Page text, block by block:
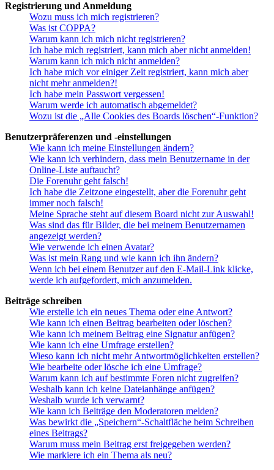
Registrierung und Anmeldung
Wozu muss ich mich registrieren?
Was ist COPPA?
Warum kann ich mich nicht registrieren?
Ich habe mich registriert, kann mich aber nicht anmelden!
Warum kann ich mich nicht anmelden?
Ich habe mich vor einiger Zeit registriert, kann mich aber
nicht mehr anmelden?!
Ich habe mein Passwort vergessen!
Warum werde ich automatisch abgemeldet?
Wozu ist die „Alle Cookies des Boards löschen“-Funktion?
Benutzerpräferenzen und -einstellungen
Wie kann ich meine Einstellungen ändern?
Wie kann ich verhindern, dass mein Benutzername in der
Online-Liste auftaucht?
Die Forenuhr geht falsch!
Ich habe die Zeitzone eingestellt, aber die Forenuhr geht
immer noch falsch!
Meine Sprache steht auf diesem Board nicht zur Auswahl!
Was sind das für Bilder, die bei meinem Benutzernamen
angezeigt werden?
Wie verwende ich einen Avatar?
Was ist mein Rang und wie kann ich ihn ändern?
Wenn ich bei einem Benutzer auf den E-Mail-Link klicke,
werde ich aufgefordert, mich anzumelden.
Beiträge schreiben
Wie erstelle ich ein neues Thema oder eine Antwort?
Wie kann ich einen Beitrag bearbeiten oder löschen?
Wie kann ich meinem Beitrag eine Signatur anfügen?
Wie kann ich eine Umfrage erstellen?
Wieso kann ich nicht mehr Antwortmöglichkeiten erstellen?
Wie bearbeite oder lösche ich eine Umfrage?
Warum kann ich auf bestimmte Foren nicht zugreifen?
Weshalb kann ich keine Dateianhänge anfügen?
Weshalb wurde ich verwarnt?
Wie kann ich Beiträge den Moderatoren melden?
Was bewirkt die „Speichern“-Schaltfläche beim Schreiben
eines Beitrags?
Warum muss mein Beitrag erst freigegeben werden?
Wie markiere ich ein Thema als neu?